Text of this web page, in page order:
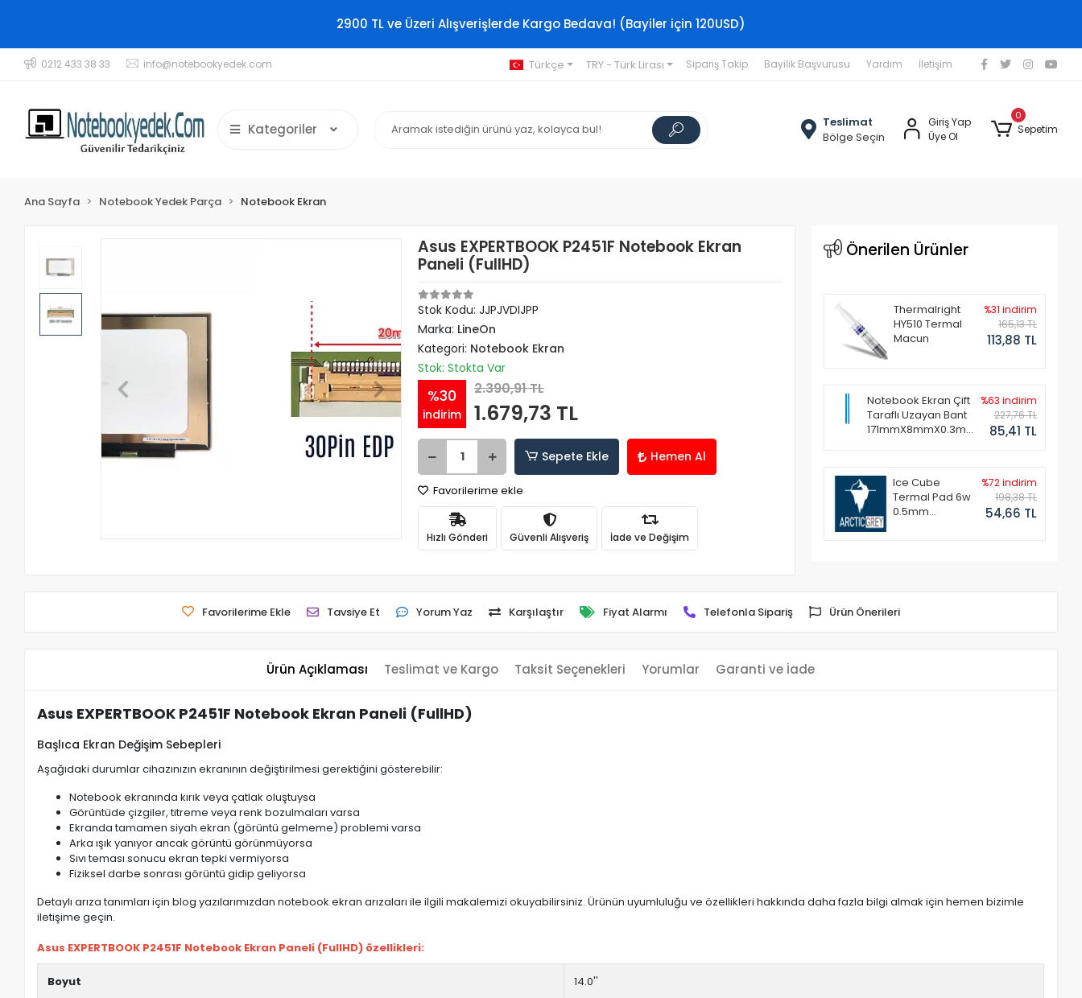
2900 TL ve Üzeri Alışverişlerde Kargo Bedava! (Bayiler için 120USD)
0212 433 38 33 info@notebookyedek.com Türkçe TRY - Türk Lirası Sipariş Takip Bayilik Başvurusu Yardım İletişim
Kategoriler
Teslimat
Bölge Seçin
Giriş Yap
Üye Ol
0
Sepetim
Ana Sayfa Notebook Yedek Parça Notebook Ekran
Asus EXPERTBOOK P2451F Notebook Ekran
Paneli (FullHD)
Stok Kodu: JJPJVDIJPP
Marka: LineOn
Kategori: Notebook Ekran
Stok: Stokta Var
%30
indirim
2.390,91 TL
1.679,73 TL
Sepete Ekle Hemen Al
Favorilerime ekle
Hızlı Gönderi Güvenli Alışveriş İade ve Değişim
Önerilen Ürünler
Thermalright
HY510 Termal
Macun
%31 indirim
165,13 TL
113,88 TL
Notebook Ekran Çift
Taraflı Uzayan Bant
171mmX8mmX0.3mm
%63 indirim
227,76 TL
85,41 TL
Ice Cube
Termal Pad 6w
0.5mm
%72 indirim
198,38 TL
54,66 TL
Favorilerime Ekle Tavsiye Et Yorum Yaz Karşılaştır Fiyat Alarmı Telefonla Sipariş Ürün Önerileri
Ürün Açıklaması Teslimat ve Kargo Taksit Seçenekleri Yorumlar Garanti ve İade
Asus EXPERTBOOK P2451F Notebook Ekran Paneli (FullHD)
Başlıca Ekran Değişim Sebepleri
Aşağıdaki durumlar cihazınızın ekranının değiştirilmesi gerektiğini gösterebilir:
Notebook ekranında kırık veya çatlak oluştuysa
Görüntüde çizgiler, titreme veya renk bozulmaları varsa
Ekranda tamamen siyah ekran (görüntü gelmeme) problemi varsa
Arka ışık yanıyor ancak görüntü görünmüyorsa
Sıvı teması sonucu ekran tepki vermiyorsa
Fiziksel darbe sonrası görüntü gidip geliyorsa
Detaylı arıza tanımları için blog yazılarımızdan notebook ekran arızaları ile ilgili makalemizi okuyabilirsiniz. Ürünün uyumluluğu ve özellikleri hakkında daha fazla bilgi almak için hemen bizimle
iletişime geçin.
Asus EXPERTBOOK P2451F Notebook Ekran Paneli (FullHD) özellikleri:
Boyut 14.0''